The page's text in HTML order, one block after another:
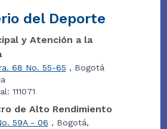
del Deporte
y Atención a la
68 No. 55-65 , Bogotá
111071
de Alto Rendimiento
59A - 06 , Bogotá,